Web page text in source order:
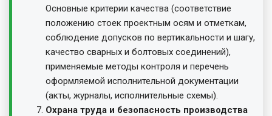
Основные критерии качества (соответствие
положению стоек проектным осям и отметкам,
соблюдение допусков по вертикальности и шагу,
качество сварных и болтовых соединений),
применяемые методы контроля и перечень
оформляемой исполнительной документации
(акты, журналы, исполнительные схемы).
Охрана труда и безопасность производства